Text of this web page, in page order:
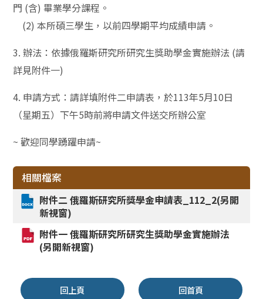
門 (含) 畢業學分課程。
(2) 本所碩三學生，以前四學期平均成績申請。
3.辦法：依據俄羅斯研究所研究生獎助學金實施辦法 (請
詳見附件一)
4. 申請方式：請詳填附件二申請表，於113年5月10日
（星期五）下午5時前將申請文件送交所辦公室
~歡迎同學踴躍申請~
相關檔案
附件二 俄羅斯研究所獎學金申請表_112_2(另開
新視窗)
附件一 俄羅斯研究所研究生獎助學金實施辦法
(另開新視窗)
回上頁 回首頁